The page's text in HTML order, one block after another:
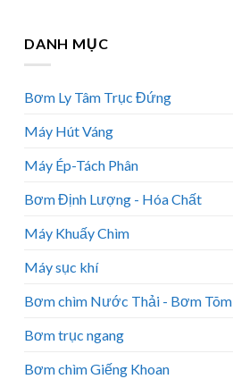
DANH MỤC
Bơm Ly Tâm Trục Đứng
Máy Hút Váng
Máy Ép-Tách Phân
Bơm Định Lượng - Hóa Chất
Máy Khuấy Chìm
Máy sục khí
Bơm chìm Nước Thải - Bơm Tõm
Bơm trục ngang
Bơm chìm Giếng Khoan